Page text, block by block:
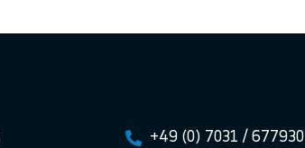
+49 (0) 7031 / 677930